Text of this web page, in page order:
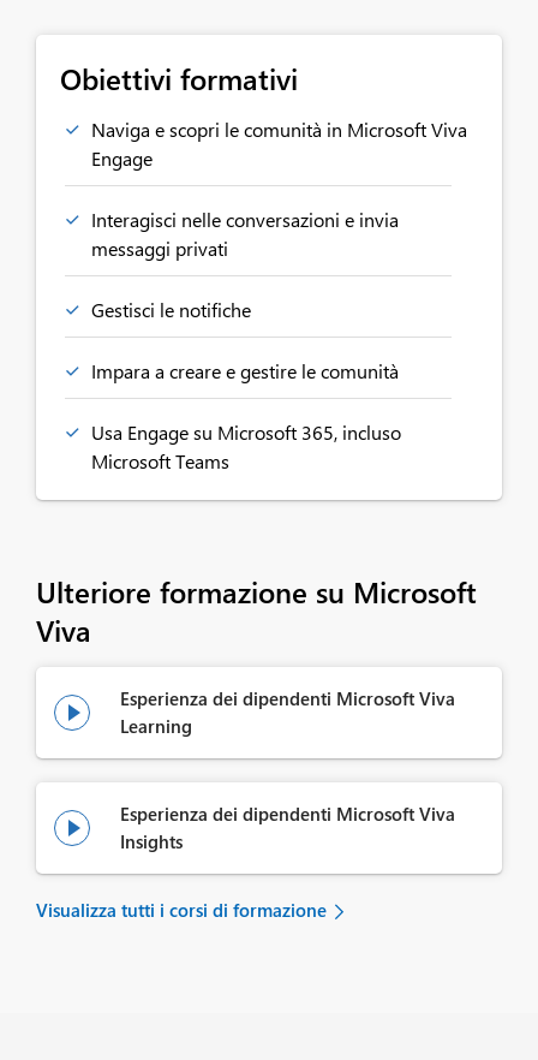
Obiettivi formativi
Naviga e scopri le comunità in Microsoft Viva
Engage
Interagisci nelle conversazioni e invia
messaggi privati
Gestisci le notifiche
Impara a creare e gestire le comunità
Usa Engage su Microsoft 365, incluso
Microsoft Teams
Ulteriore formazione su Microsoft
Viva

Esperienza dei dipendenti Microsoft Viva
Learning

Esperienza dei dipendenti Microsoft Viva
Insights
Visualizza tutti i corsi di formazione